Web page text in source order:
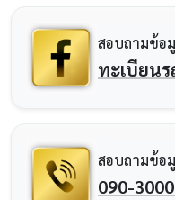
สอบถามข้อ
ทะเบียน
สอบถามข้อ
090-